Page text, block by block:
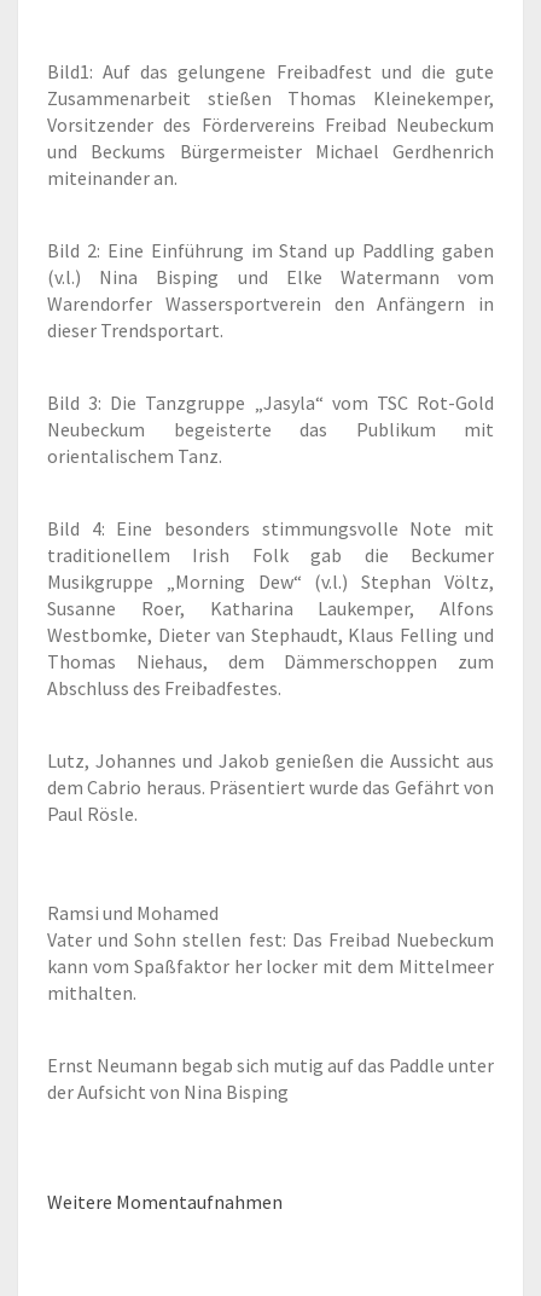
Bild1: Auf das gelungene Freibadfest und die gute
Zusammenarbeit stießen Thomas Kleinekemper,
Vorsitzender des Fördervereins Freibad Neubeckum
und Beckums Bürgermeister Michael Gerdhenrich
miteinander an.
Bild 2: Eine Einführung im Stand up Paddling gaben
(v.l.) Nina Bisping und Elke Watermann vom
Warendorfer Wassersportverein den Anfängern in
dieser Trendsportart.
Bild 3: Die Tanzgruppe „Jasyla“ vom TSC Rot-Gold
Neubeckum begeisterte das Publikum mit
orientalischem Tanz.
Bild 4: Eine besonders stimmungsvolle Note mit
traditionellem Irish Folk gab die Beckumer
Musikgruppe „Morning Dew“ (v.l.) Stephan Völtz,
Susanne Roer, Katharina Laukemper, Alfons
Westbomke, Dieter van Stephaudt, Klaus Felling und
Thomas Niehaus, dem Dämmerschoppen zum
Abschluss des Freibadfestes.
Lutz, Johannes und Jakob genießen die Aussicht aus
dem Cabrio heraus. Präsentiert wurde das Gefährt von
Paul Rösle.
Ramsi und Mohamed
Vater und Sohn stellen fest: Das Freibad Nuebeckum
kann vom Spaßfaktor her locker mit dem Mittelmeer
mithalten.
Ernst Neumann begab sich mutig auf das Paddle unter
der Aufsicht von Nina Bisping
Weitere Momentaufnahmen